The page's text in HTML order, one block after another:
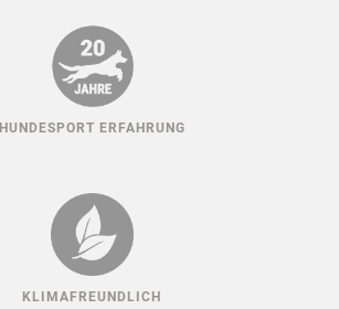
HUNDESPORT ERFAHRUNG
KLIMAFREUNDLICH